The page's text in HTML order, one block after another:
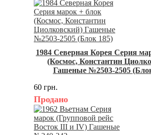
1984 Северная Корея Серия
(Космос, Константин
Гашеные №2503-2505
60 грн.
Продано